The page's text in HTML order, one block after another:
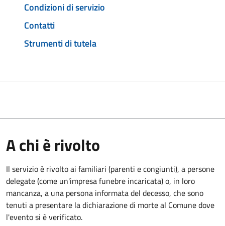
Condizioni di servizio
Contatti
Strumenti di tutela
A chi è rivolto
Il servizio è rivolto ai familiari (parenti e congiunti), a persone
delegate (come un'impresa funebre incaricata) o, in loro
mancanza, a una persona informata del decesso, che sono
tenuti a presentare la dichiarazione di morte al Comune dove
l'evento si è verificato.